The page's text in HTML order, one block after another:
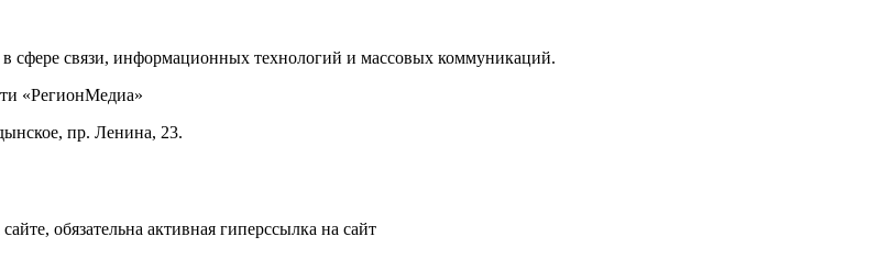
связи, информационных технологий и массовых коммуникаций.
«РегионМедиа»
пр. Ленина, 23.
обязательна активная гиперссылка на сайт